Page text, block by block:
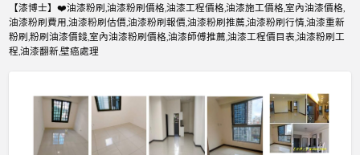
【漆博士】❤️油漆粉刷,油漆粉刷價格,油漆工程價格,油漆施工價格,室內油漆價格,
油漆粉刷費用,油漆粉刷估價,油漆粉刷報價,油漆粉刷推薦,油漆粉刷行情,油漆重新
粉刷,粉刷油漆價錢,室內油漆粉刷價格,油漆師傅推薦,油漆工程價目表,油漆粉刷工
程,油漆翻新,壁癌處理